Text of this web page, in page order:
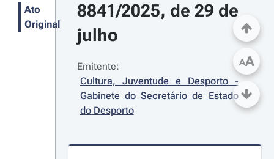
Ato
Original
8841/2025, de 29 de
julho
Emitente:
Cultura, Juventude e Desporto -
Gabinete do Secretário de Estado
do Desporto
AA